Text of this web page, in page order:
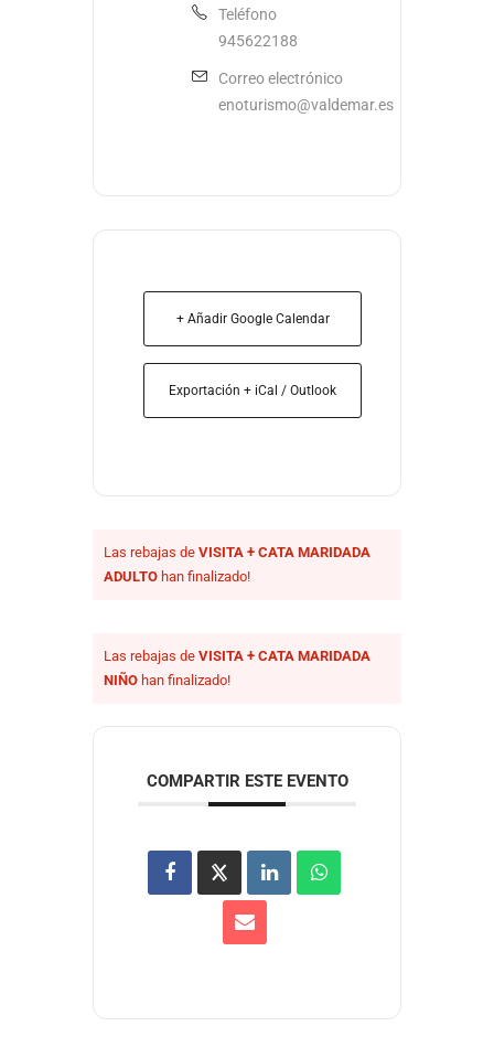
Teléfono
945622188
Correo electrónico
enoturismo@valdemar.es
+ Añadir Google Calendar
Exportación + iCal / Outlook
Las rebajas de VISITA + CATA MARIDADA
ADULTO han finalizado!
Las rebajas de VISITA + CATA MARIDADA
NIÑO han finalizado!
COMPARTIR ESTE EVENTO